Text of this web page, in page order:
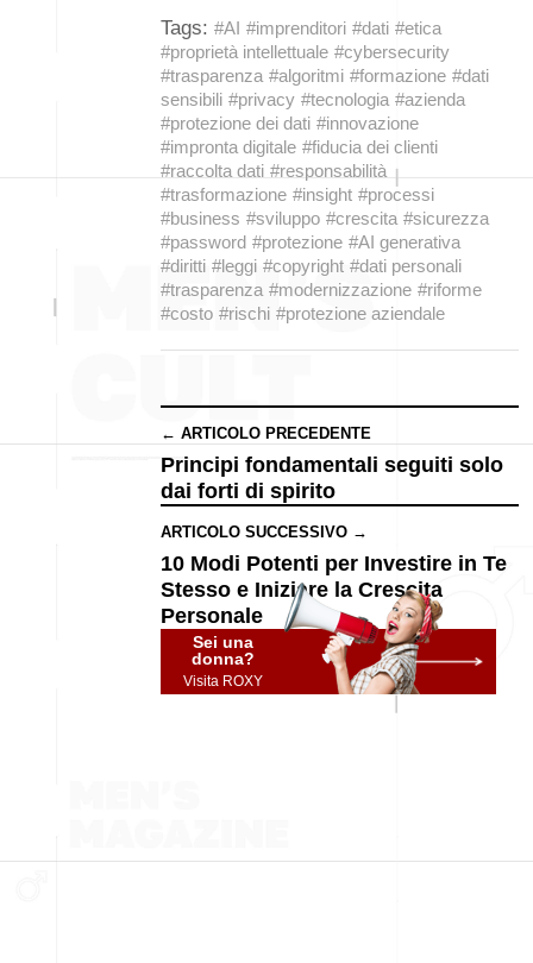
Tags: #AI #imprenditori #dati #etica
#proprietà intellettuale #cybersecurity
#trasparenza #algoritmi #formazione #dati
sensibili #privacy #tecnologia #azienda
#protezione dei dati #innovazione
#impronta digitale #fiducia dei clienti
#raccolta dati #responsabilità
#trasformazione #insight #processi
#business #sviluppo #crescita #sicurezza
#password #protezione #AI generativa
#diritti #leggi #copyright #dati personali
#trasparenza #modernizzazione #riforme
#costo #rischi #protezione aziendale
← ARTICOLO PRECEDENTE
Principi fondamentali seguiti solo
dai forti di spirito
ARTICOLO SUCCESSIVO →
10 Modi Potenti per Investire in Te
Stesso e Iniziare la Crescita
Personale
Sei una
donna?
Visita ROXY